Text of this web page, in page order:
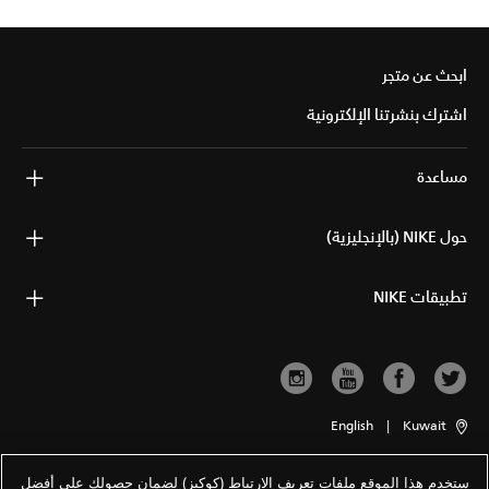
ابحث عن متجر
اشترك بنشرتنا الإلكترونية
مساعدة
حول NIKE (بالإنجليزية)
تطبيقات NIKE
Kuwait
|
English
ستخدم هذا الموقع ملفات تعريف الارتباط (كوكيز) لضمان حصولك على أفضل